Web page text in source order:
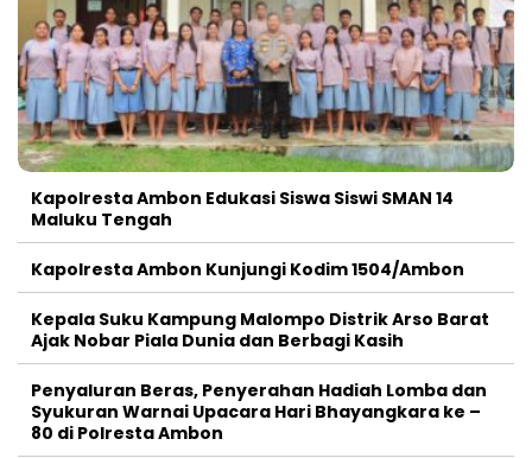
Kapolresta Ambon Edukasi Siswa Siswi SMAN 14
Maluku Tengah
Kapolresta Ambon Kunjungi Kodim 1504/Ambon
Kepala Suku Kampung Malompo Distrik Arso Barat
Ajak Nobar Piala Dunia dan Berbagi Kasih
Penyaluran Beras, Penyerahan Hadiah Lomba dan
Syukuran Warnai Upacara Hari Bhayangkara ke –
80 di Polresta Ambon